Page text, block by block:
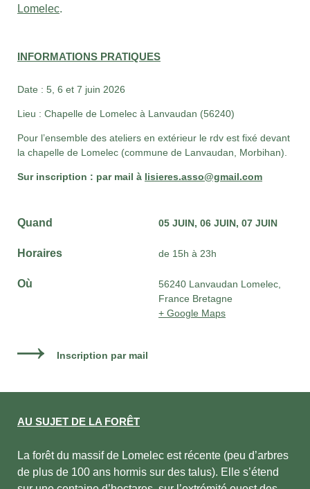
Lomelec.
INFORMATIONS PRATIQUES
Date : 5, 6 et 7 juin 2026
Lieu : Chapelle de Lomelec à Lanvaudan (56240)
Pour l’ensemble des ateliers en extérieur le rdv est fixé devant
la chapelle de Lomelec (commune de Lanvaudan, Morbihan).
Sur inscription : par mail à lisieres.asso@gmail.com
Quand 05 JUIN 06 JUIN 07 JUIN
Horaires de 15h à 23h
Où
56240 Lanvaudan Lomelec,
France Bretagne
+ Google Maps
Inscription par mail
AU SUJET DE LA FORÊT
La forêt du massif de Lomelec est récente (peu d’arbres
de plus de 100 ans hormis sur des talus). Elle s’étend